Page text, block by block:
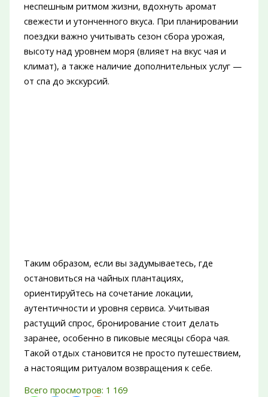
неспешным ритмом жизни, вдохнуть аромат
свежести и утонченного вкуса. При планировании
поездки важно учитывать сезон сбора урожая,
высоту над уровнем моря (влияет на вкус чая и
климат), а также наличие дополнительных услуг —
от спа до экскурсий.
Таким образом, если вы задумываетесь, где
остановиться на чайных плантациях,
ориентируйтесь на сочетание локации,
аутентичности и уровня сервиса. Учитывая
растущий спрос, бронирование стоит делать
заранее, особенно в пиковые месяцы сбора чая.
Такой отдых становится не просто путешествием,
а настоящим ритуалом возвращения к себе.
Всего просмотров: 1 169